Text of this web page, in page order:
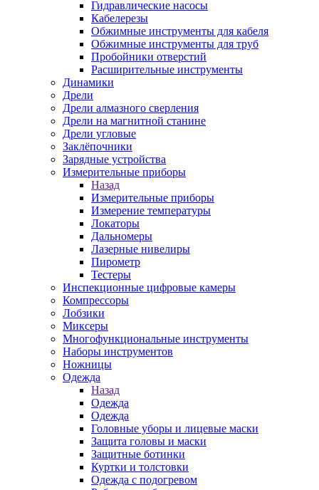
Гидравлические насосы
Кабелерезы
Обжимные инструменты для кабеля
Обжимные инструменты для труб
Пробойники отверстий
Расширительные инструменты
Динамики
Дрели
Дрели алмазного сверления
Дрели на магнитной станине
Дрели угловые
Заклёпочники
Зарядные устройства
Измерительные приборы
Назад
Измерительные приборы
Измерение температуры
Локаторы
Дальномеры
Лазерные нивелиры
Пирометр
Тестеры
Инспекционные цифровые камеры
Компрессоры
Лобзики
Миксеры
Многофункциональные инструменты
Наборы инструментов
Ножницы
Одежда
Назад
Одежда
Одежда
Головные уборы и лицевые маски
Защита головы и маски
Защитные ботинки
Куртки и толстовки
Одежда с подогревом